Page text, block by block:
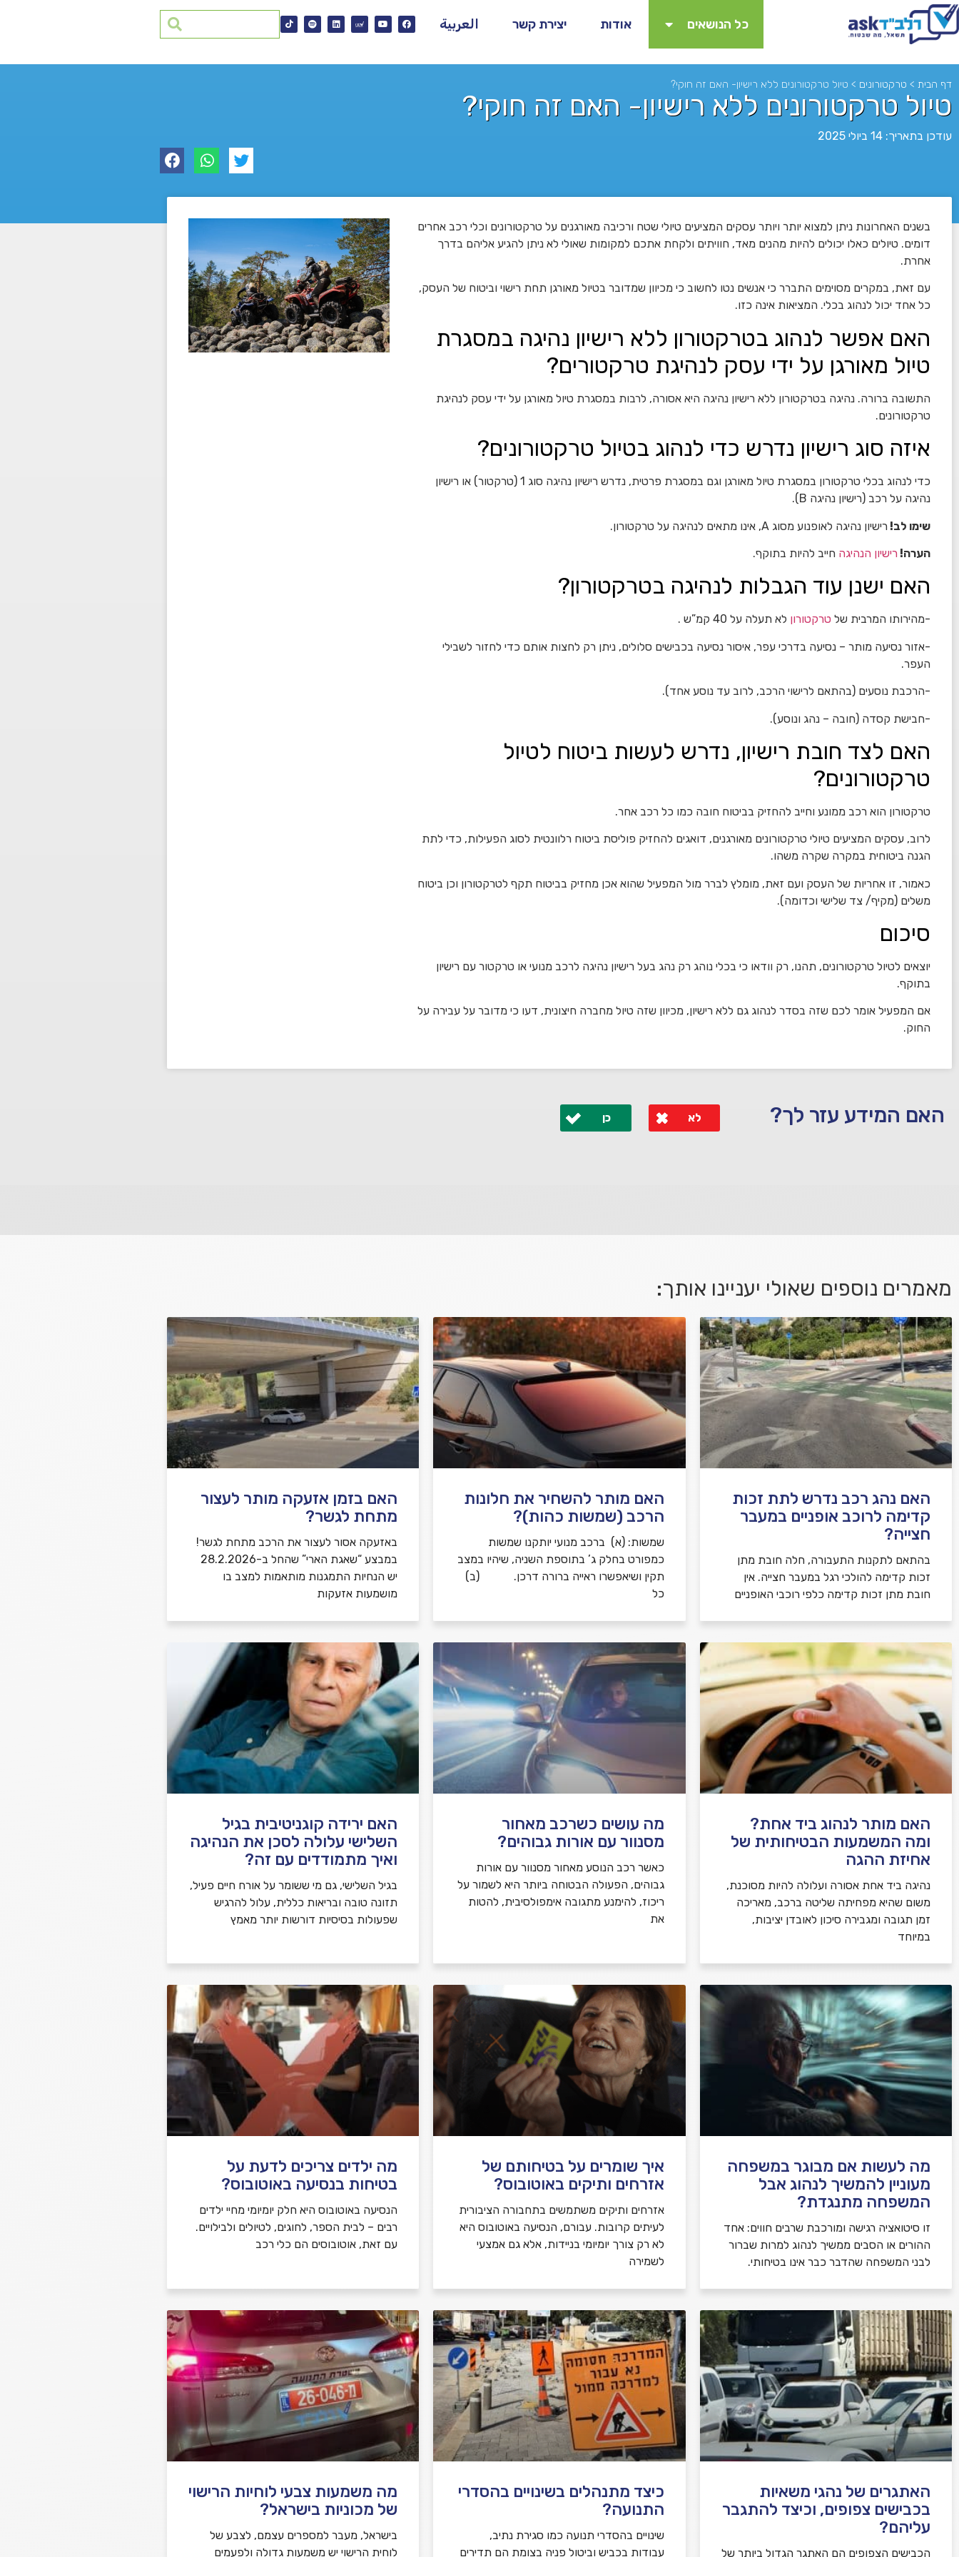
כל הנושאים אודות יצירת קשר العربية
דף הבית > טרקטורונים > טיול טרקטורונים ללא רישיון- האם זה חוקי?
טיול טרקטורונים ללא רישיון- האם זה חוקי?
עודכן בתאריך: 14 ביולי 2025
לא
בשנים האחרונות ניתן למצוא יותר ויותר עסקים המציעים טיולי שטח ורכיבה מאורגנים על טרקטורונים וכלי רכב אחרים
דומים. טיולים כאלו יכולים להיות מהנים מאד, חוויתים ולקחת אתכם למקומות שאולי לא ניתן להגיע אליהם בדרך
אחרת.
עם זאת, במקרים מסוימים התברר כי אנשים נטו לחשוב כי מכיוון שמדובר בטיול מאורגן תחת רישוי וביטוח של העסק,
כל אחד יכול לנהוג בכלי. המציאות אינה כזו.
האם אפשר לנהוג בטרקטורון ללא רישיון נהיגה במסגרת
טיול מאורגן על ידי עסק לנהיגת טרקטורים?
התשובה ברורה. נהיגה בטרקטורון ללא רישיון נהיגה היא אסורה, לרבות במסגרת טיול מאורגן על ידי עסק לנהיגת
טרקטורונים.
איזה סוג רישיון נדרש כדי לנהוג בטיול טרקטורונים?
כדי לנהוג בכלי טרקטורון במסגרת טיול מאורגן וגם במסגרת פרטית, נדרש רישיון נהיגה סוג 1 (טרקטור) או רישיון
נהיגה על רכב (רישיון נהיגה B).
שימו לב! רישיון נהיגה לאופנוע מסוג A, אינו מתאים לנהיגה על טרקטורון.
הערה! רישיון הנהיגה חייב להיות בתוקף.
האם ישנן עוד הגבלות לנהיגה בטרקטורון?
-מהירותו המרבית של טרקטורון לא תעלה על 40 קמ”ש .
-אזור נסיעה מותר – נסיעה בדרכי עפר, איסור נסיעה בכבישים סלולים, ניתן רק לחצות אותם כדי לחזור לשבילי
העפר.
-הרכבת נוסעים (בהתאם לרישוי הרכב, לרוב עד נוסע אחד).
-חבישת קסדה (חובה – נהג ונוסע).
האם לצד חובת רישיון, נדרש לעשות ביטוח לטיול
טרקטורונים?
טרקטורון הוא רכב ממונע וחייב להחזיק בביטוח חובה כמו כל רכב אחר.
לרוב, עסקים המציעים טיולי טרקטורונים מאורגנים, דואגים להחזיק פוליסת ביטוח רלוונטית לסוג הפעילות, כדי לתת
הגנה ביטוחית במקרה שקרה משהו.
כאמור, זו אחריות של העסק ועם זאת, מומלץ לברר מול המפעיל שהוא אכן מחזיק בביטוח תקף לטרקטורון וכן ביטוח
משלים (מקיף/ צד שלישי וכדומה).
סיכום
יוצאים לטיול טרקטורונים, תהנו, רק וודאו כי בכלי נוהג רק נהג בעל רישיון נהיגה לרכב מנועי או טרקטור עם רישיון
בתוקף.
אם המפעיל אומר לכם שזה בסדר לנהוג גם ללא רישיון, מכיוון שזה טיול מחברה חיצונית, דעו כי מדובר על עבירה על
החוק.
האם המידע עזר לך? לא כן
אני מאשר/ת קבלת דיוור במייל ושימוש בפרטים
בהתאםלמדיניות הפרטיות
שלח משוב
מאמרים נוספים שאולי יעניינו אותך:
האם נהג רכב נדרש לתת זכות
קדימה לרוכב אופניים במעבר
חצייה?
בהתאם לתקנות התעבורה, חלה חובת מתן
זכות קדימה להולכי רגל במעבר חצייה. אין
חובת מתן זכות קדימה כלפי רוכבי האופניים
האם מותר להשחיר את חלונות
הרכב (שמשות כהות)?
שמשות: (א) ברכב מנועי יותקנו שמשות
כמפורט בחלק ג’ בתוספת השניה, שיהיו במצב
תקין ושיאפשרו ראייה ברורה דרכן. (ב)
כל
האם בזמן אזעקה מותר לעצור
מתחת לגשר?
באזעקה אסור לעצור את הרכב מתחת לגשר!
במבצע “שאגת הארי” שהחל ב-28.2.2026
יש הנחיות התמגנות מותאמות למצב בו
מושמעות אזעקות
האם מותר לנהוג ביד אחת?
ומה המשמעות הבטיחותית של
אחיזת ההגה
נהיגה ביד אחת אסורה ועלולה להיות מסוכנת,
משום שהיא מפחיתה שליטה ברכב, מאריכה
זמן תגובה ומגבירה סיכון לאובדן יציבות,
במיוחד
מה עושים כשרכב מאחור
מסנוור עם אורות גבוהים?
כאשר רכב הנוסע מאחור מסנוור עם אורות
גבוהים, הפעולה הבטוחה ביותר היא לשמור על
ריכוז, להימנע מתגובה אימפולסיבית, להטות
את
האם ירידה קוגניטיבית בגיל
השלישי עלולה לסכן את הנהיגה
ואיך מתמודדים עם זה?
בגיל השלישי, גם מי ששומר על אורח חיים פעיל,
תזונה טובה ובריאות כללית, עלול להרגיש
שפעולות בסיסיות דורשות יותר מאמץ
מה לעשות אם מבוגר במשפחה
מעוניין להמשיך לנהוג אבל
המשפחה מתנגדת?
זו סיטואציה רגישה ומורכבת שרבים חווים: אחד
ההורים או הסבים ממשיך לנהוג למרות שברור
לבני המשפחה שהדבר כבר אינו בטיחותי.
איך שומרים על בטיחותם של
אזרחים ותיקים באוטובוס?
אזרחים ותיקים משתמשים בתחבורה הציבורית
לעיתים קרובות. עבורם, הנסיעה באוטובוס היא
לא רק צורך יומיומי בניידות, אלא גם אמצעי
לשמירה
מה ילדים צריכים לדעת על
בטיחות בנסיעה באוטובוס?
הנסיעה באוטובוס היא חלק יומיומי מחיי ילדים
רבים – לבית הספר, לחוגים, לטיולים ולבילויים.
עם זאת, אוטובוסים הם כלי רכב
האתגרים של נהגי משאיות
בכבישים צפופים, וכיצד להתגבר
עליהם?
הכבישים הצפופים הם האתגר הגדול ביותר של
כיצד מתנהלים בשינויים בהסדרי
התנועה?
שינויים בהסדרי תנועה כמו סגירת נתיב,
עבודות בכביש וביטול פניה בצומת הם תדירים
מה משמעות צבעי לוחיות הרישוי
של מכוניות בישראל?
בישראל, מעבר למספרים עצמם, לצבע של
לוחית הרישוי יש משמעות גדולה ולפעמים